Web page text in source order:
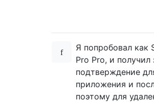
Я попробовал как
Pro Pro, и получил
подтверждение
приложения и
поэтому для